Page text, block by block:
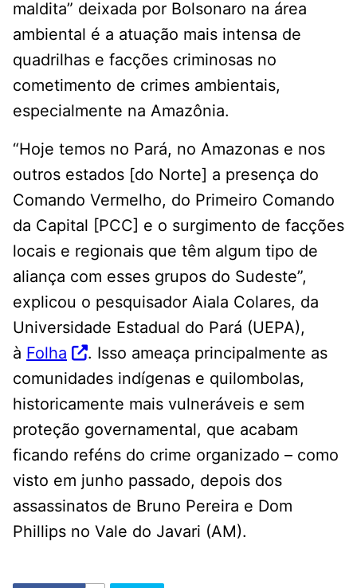
maldita” deixada por Bolsonaro na área
ambiental é a atuação mais intensa de
quadrilhas e facções criminosas no
cometimento de crimes ambientais,
especialmente na Amazônia.
“Hoje temos no Pará, no Amazonas e nos
outros estados [do Norte] a presença do
Comando Vermelho, do Primeiro Comando
da Capital [PCC] e o surgimento de facções
locais e regionais que têm algum tipo de
aliança com esses grupos do Sudeste”,
explicou o pesquisador Aiala Colares, da
Universidade Estadual do Pará (UEPA),
à Folha
. Isso ameaça principalmente as
comunidades indígenas e quilombolas,
historicamente mais vulneráveis e sem
proteção governamental, que acabam
ficando reféns do crime organizado – como
visto em junho passado, depois dos
assassinatos de Bruno Pereira e Dom
Phillips no Vale do Javari (AM).